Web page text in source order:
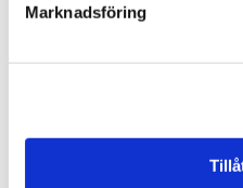
Marknadsföring
gången blir tränare för
inte hade möjlighet att
önskat, var det ett
- Torbjörn var väldigt bra